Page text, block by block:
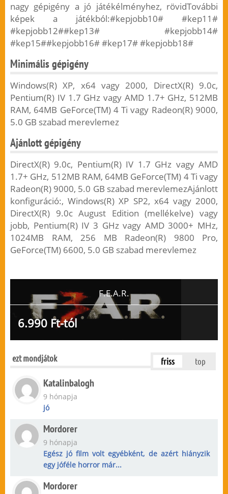
nagy gépigény a jó játékélményhez, rövidTovábbi
képek a játékból:#kepjobb10# #kep11#
#kepjobb12##kep13# #kepjobb14#
#kep15##kepjobb16# #kep17# #kepjobb18#
Minimális gépigény
Windows(R) XP, x64 vagy 2000, DirectX(R) 9.0c,
Pentium(R) IV 1.7 GHz vagy AMD 1.7+ GHz, 512MB
RAM, 64MB GeForce(TM) 4 Ti vagy Radeon(R) 9000,
5.0 GB szabad merevlemez
Ajánlott gépigény
DirectX(R) 9.0c, Pentium(R) IV 1.7 GHz vagy AMD
1.7+ GHz, 512MB RAM, 64MB GeForce(TM) 4 Ti vagy
Radeon(R) 9000, 5.0 GB szabad merevlemezAjánlott
konfiguráció:, Windows(R) XP SP2, x64 vagy 2000,
DirectX(R) 9.0c August Edition (mellékelve) vagy
jobb, Pentium(R) IV 3 GHz vagy AMD 3000+ MHz,
1024MB RAM, 256 MB Radeon(R) 9800 Pro,
GeForce(TM) 6600, 5.0 GB szabad merevlemez
F.E.A.R.
6.990 Ft-tól
ezt mondjátok friss top
Katalinbalogh
9 hónapja
jó
Mordorer
9 hónapja
Egész jó film volt egyébként, de azért hiányzik
egy jóféle horror már...
Mordorer